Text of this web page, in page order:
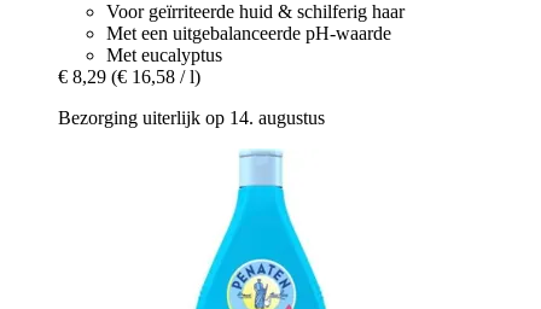
Voor geïrriteerde huid & schilferig haar
Met een uitgebalanceerde pH-waarde
Met eucalyptus
€ 8,29 (€ 16,58 / l)
Bezorging uiterlijk op 14. augustus